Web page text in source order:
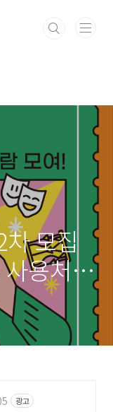
모집
용처
광고